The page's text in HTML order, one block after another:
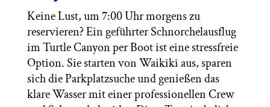
Keine Lust, um 7:00 Uhr morgens zu
reservieren? Ein geführter Schnorchelausflug
im Turtle Canyon per Boot ist eine stressfreie
Option. Sie starten von Waikīkī aus, sparen
sich die Parkplatzsuche und genießen das
klare Wasser mit einer professionellen Crew